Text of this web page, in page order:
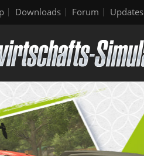
Downloads Forum Updates